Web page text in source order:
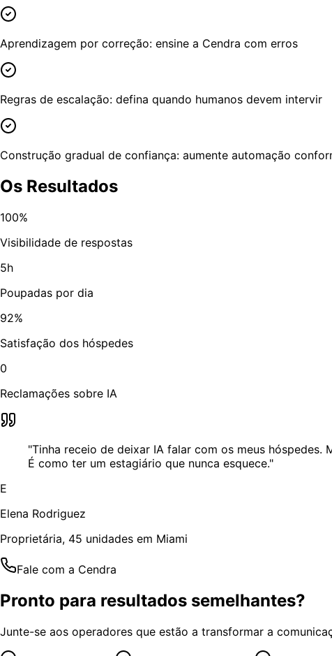
Aprendizagem por correção: ensine a Cendra com erros
Regras de escalação: defina quando humanos devem intervir
Construção gradual de confiança: aumente automação
Os Resultados
100%
Visibilidade de respostas
5h
Poupadas por dia
92%
Satisfação dos hóspedes
0
Reclamações sobre IA
"Tinha receio de deixar IA falar com os meus hóspedes.
É como ter um estagiário que nunca esquece."
E
Elena Rodriguez
Proprietária, 45 unidades em Miami
Fale com a Cendra
Pronto para resultados semelhantes?
Junte-se aos operadores que estão a transformar a